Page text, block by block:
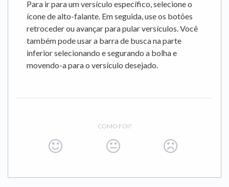
Para ir para um versículo específico, selecione o
ícone de alto-falante. Em seguida, use os botões
retroceder ou avançar para pular versículos. Você
também pode usar a barra de busca na parte
inferior selecionando e segurando a bolha e
movendo-a para o versículo desejado.
COMO FOI?